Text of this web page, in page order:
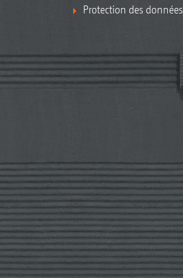
Protection des données